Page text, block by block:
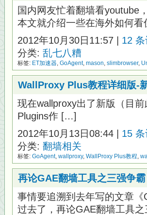
国内网友忙着翻墙看youtube
本文就介绍一些在海外如何
2012年10月30日11:57 | 12
分类: 乱七八糟
标签: ET加速器, GoAgent, mason, slimbrowser,
WallProxy Plus教程详细版-
现在wallproxy出了新版（目
Plugins作 […]
2012年10月13日08:44 | 15
分类: 翻墙相关
标签: GoAgent, wallproxy, WallProxy Plus教程,
再论GAE翻墙工具之三强争霸
事情要追溯到去年写的文章
过去了，再论GAE翻墙工具